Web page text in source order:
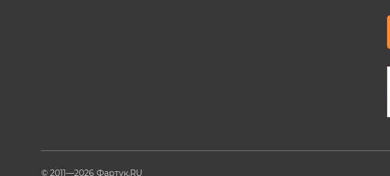
© 2011—2026 Фартук.RU